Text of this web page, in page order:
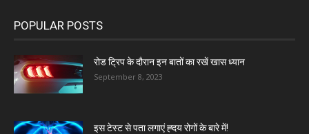
POPULAR POSTS
रोड ट्रिप के दौरान इन बातों का रखें खास ध्यान
September 8, 2023
इस टेस्ट से पता लगाएं ह्दय रोगों के बारे में!